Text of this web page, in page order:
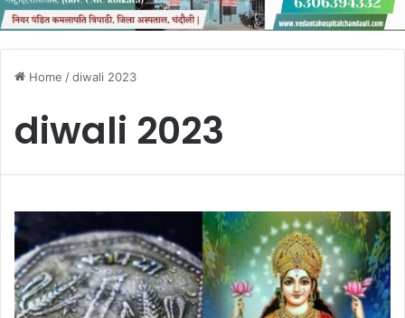
Home /diwali 2023
diwali 2023